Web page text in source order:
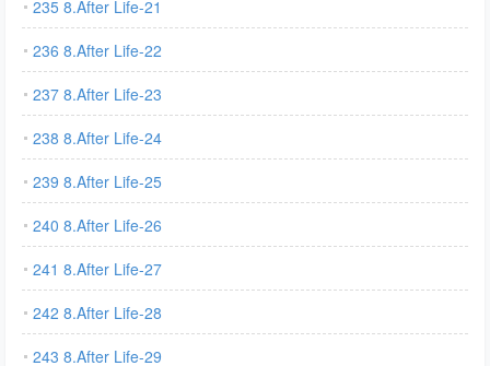
235 8.After Life-21
236 8.After Life-22
237 8.After Life-23
238 8.After Life-24
239 8.After Life-25
240 8.After Life-26
241 8.After Life-27
242 8.After Life-28
243 8.After Life-29